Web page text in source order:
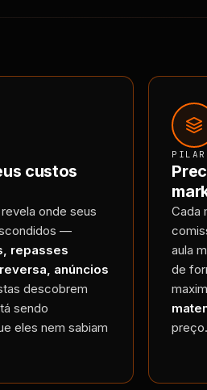
custos
onde seus
—
repasses
anúncios
descobrem
sendo
eles nem sabiam
Cada
aula
de
preço.